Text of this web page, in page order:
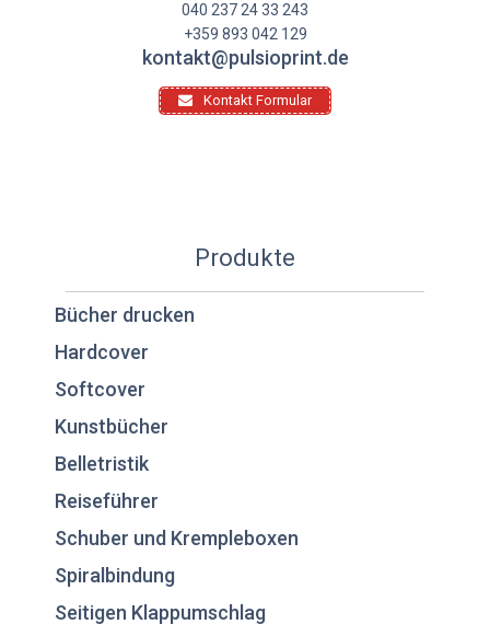
040 237 24 33 243
+359 893 042 129
kontakt@pulsioprint.de
Kontakt Formular
Produkte
Bücher drucken
Hardcover
Softcover
Kunstbücher
Belletristik
Reiseführer
Schuber und Krempleboxen
Spiralbindung
Seitigen Klappumschlag